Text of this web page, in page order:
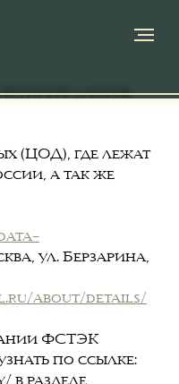
сайтов
(ЦОД), где лежат
а так же
ул. Берзарина,
about/details/
ФСТЭК
по ссылке:
разделе